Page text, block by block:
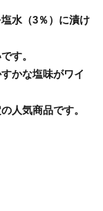
水（3％）に漬け
す。
かな塩味がワイ
人気商品です。